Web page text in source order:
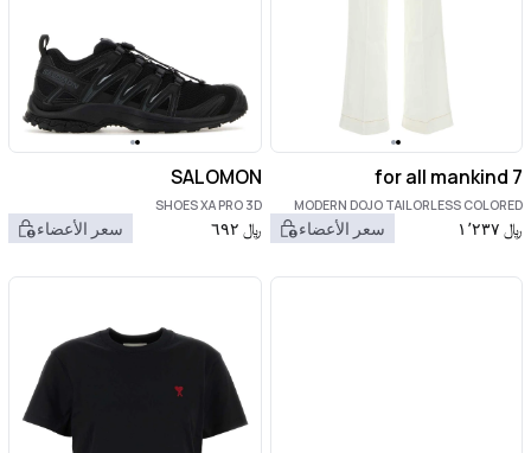
7 for all mankind
MODERN DOJO TAILORLESS COLORED
TENCEL BLANC﷼ ١٬٢٣٧ سعر الأعضاء
SALOMON
SHOES XA PRO 3D
﷼ ٦٩٢ سعر الأعضاء